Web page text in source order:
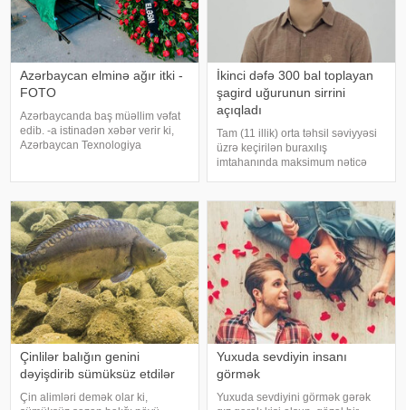
Azərbaycan elminə ağır itki -
FOTO
Azərbaycanda baş müəllim vəfat
edib. -a istinadən xəbər verir ki,
Azərbaycan Texnologiya
Vəliyev dünyasını dəyişib. Qeyd
edək ki
İkinci dəfə 300 bal toplayan
şagird uğurunun sirrini
açıqladı
Tam (11 illik) orta təhsil səviyyəsi
üzrə keçirilən buraxılış
imtahanında maksimum nəticə
qəsəbəsi 1 saylı orta məktəbin
məzunu Aydın Çingiz oğlu
Həsənlidir. O
Çinlilər balığın genini
dəyişdirib sümüksüz etdilər
Çin alimləri demək olar ki,
Yuxuda sevdiyin insanı
görmək
Yuxuda sevdiyini görmək gərək